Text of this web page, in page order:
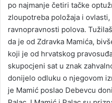
po najmanje četiri tačke
zloupotreba položaja i
ravnopravnosti polova.
da je od Zdravka Mamića,
koji je od hrvatskog
skupocjeni sat u znak
donijelo odluku o njegovom
je Mamić poslao Debevcu